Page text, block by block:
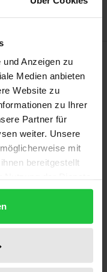
Anzeigen zu
Medien anbieten
Website zu
zu Ihrer
Partner für
weiter. Unsere
mit
bereitgestellt
Rechts